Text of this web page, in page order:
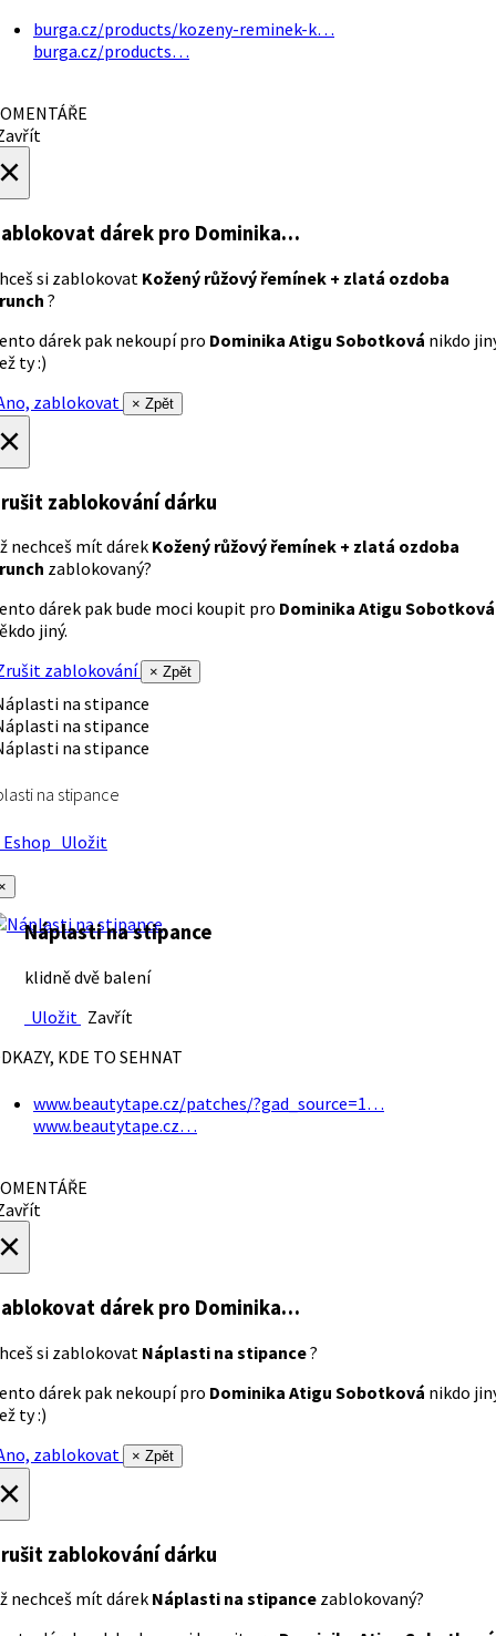
burga.cz/products/kozeny-reminek-k…
burga.cz/products…
dárek pro Dominika…
si zablokovat Kožený růžový řemínek + zlatá ozdoba
?
dárek pak nekoupí pro Dominika Atigu Sobotková nikdo
ty :)
zablokovat
× Zpět
zablokování dárku
nechceš mít dárek Kožený růžový řemínek + zlatá ozdoba
zablokovaný?
dárek pak bude moci koupit pro Dominika Atigu Sobotková
jiný.
zablokování
× Zpět
na stipance
Uložit
Náplasti na stipance
klidně dvě balení
Uložit Zavřít
KDE TO SEHNAT
www.beautytape.cz/patches/?gad_source=1…
www.beautytape.cz…
dárek pro Dominika…
si zablokovat Náplasti na stipance?
dárek pak nekoupí pro Dominika Atigu Sobotková nikdo
ty :)
zablokovat
× Zpět
zablokování dárku
nechceš mít dárek Náplasti na stipance zablokovaný?